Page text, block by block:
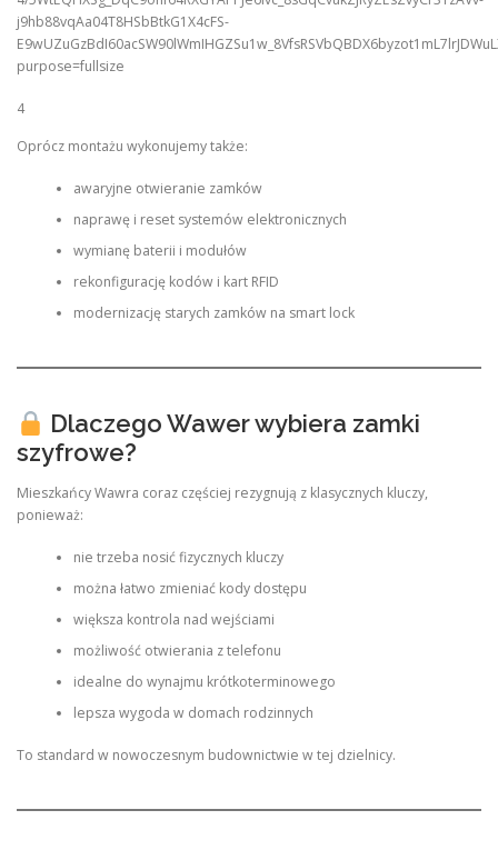
4
Oprócz montażu wykonujemy także:
awaryjne otwieranie zamków
naprawę i reset systemów elektronicznych
wymianę baterii i modułów
rekonfigurację kodów i kart RFID
modernizację starych zamków na smart lock
Dlaczego Wawer wybiera zamki
szyfrowe?
Mieszkańcy Wawra coraz częściej rezygnują z klasycznych kluczy,
ponieważ:
nie trzeba nosić fizycznych kluczy
można łatwo zmieniać kody dostępu
większa kontrola nad wejściami
możliwość otwierania z telefonu
idealne do wynajmu krótkoterminowego
lepsza wygoda w domach rodzinnych
To standard w nowoczesnym budownictwie w tej dzielnicy.